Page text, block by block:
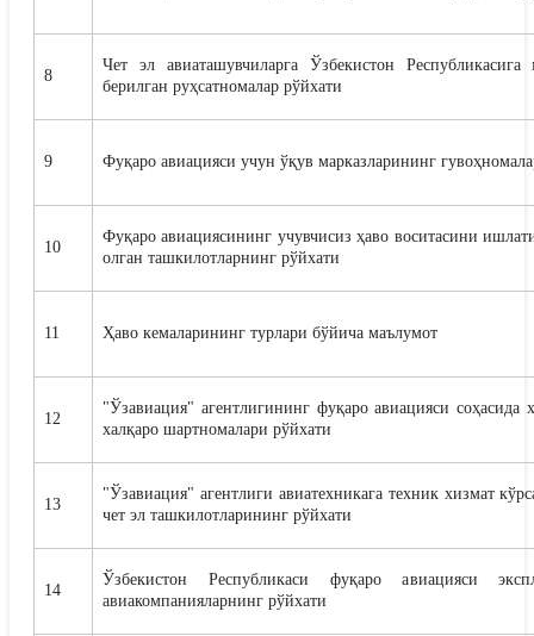
8
Чет эл авиаташувчиларга Ўзбекистон
берилган руҳсатномалар рўйхати
9 Фуқаро авиацияси учун ўқув марказларининг
10
Фуқаро авиациясининг учувчисиз ҳаво воситасини
олган ташкилотларнинг рўйхати
11 Ҳаво кемаларининг турлари бўйича маълумот
12
"Ўзавиация" агентлигининг фуқаро авиацияси соҳасида
халқаро шартномалари рўйхати
13
"Ўзавиация" агентлиги авиатехникага техник хизмат
чет эл ташкилотларининг рўйхати
14
Ўзбекистон Республикаси фуқаро авиацияси
авиакомпанияларнинг рўйхати